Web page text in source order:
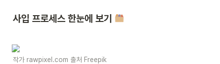
사입 프로세스 한눈에 보기
작가 rawpixel.com 출처 Freepik